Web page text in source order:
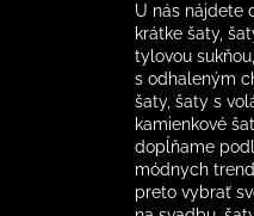
U nás nájdete
krátke šaty,
tylovou
s odhaleným
šaty, šaty s
kamienkové
dopĺňame
módnych
preto vybrať